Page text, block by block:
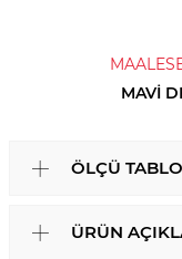
MAVI
ÖLÇÜ
ÜRÜN